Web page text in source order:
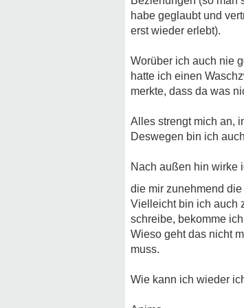
habe geglaubt und
erst wieder erlebt).
Worüber ich auch nie
hatte ich einen
merkte, dass da was
Alles strengt mich an,
Deswegen bin ich
Nach außen hin wirke
die mir zunehmend
Vielleicht bin ich auch
schreibe, bekomme
Wieso geht das nicht
muss.
Wie kann ich wieder